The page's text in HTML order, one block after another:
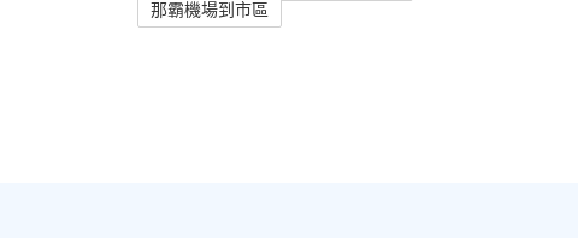
那霸機場到市區